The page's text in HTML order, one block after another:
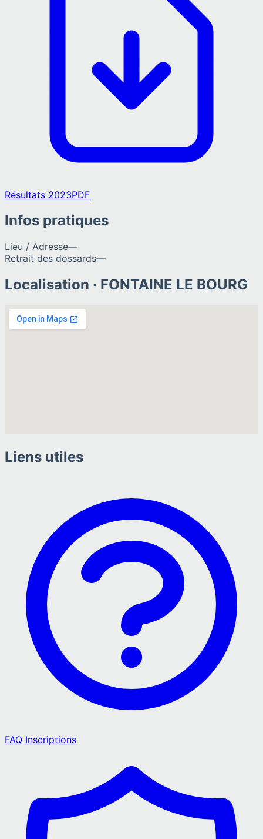
Résultats 2023PDF
Infos pratiques
Lieu / Adresse—
Retrait des dossards—
Localisation · FONTAINE LE BOURG
Liens utiles
FAQ Inscriptions